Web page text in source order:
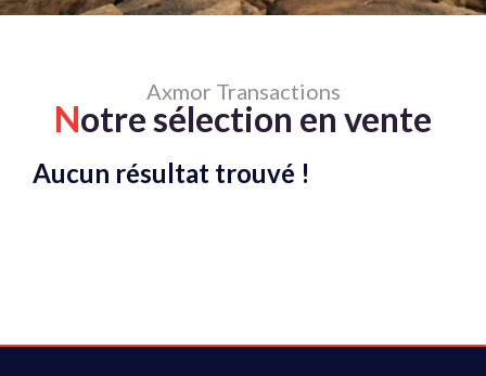
Axmor Transactions
Notre sélection en vente
Aucun résultat trouvé !